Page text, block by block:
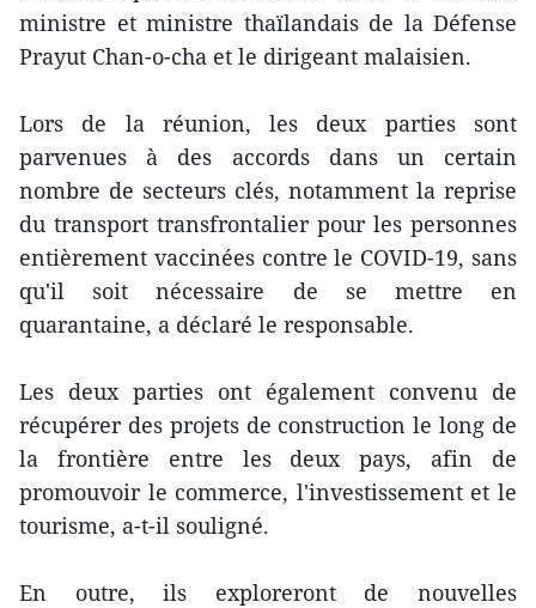
ministre et ministre thaïlandais de la Défense
Prayut Chan-o-cha et le dirigeant malaisien.
Lors de la réunion, les deux parties sont
parvenues à des accords dans un certain
nombre de secteurs clés, notamment la reprise
du transport transfrontalier pour les personnes
entièrement vaccinées contre le COVID-19, sans
qu'il soit nécessaire de se mettre en
quarantaine, a déclaré le responsable.
Les deux parties ont également convenu de
récupérer des projets de construction le long de
la frontière entre les deux pays, afin de
promouvoir le commerce, l'investissement et le
tourisme, a-t-il souligné.
En outre, ils exploreront de nouvelles